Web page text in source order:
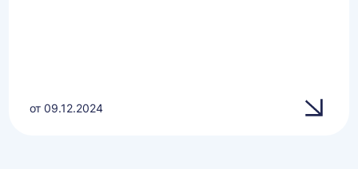
от 09.12.2024